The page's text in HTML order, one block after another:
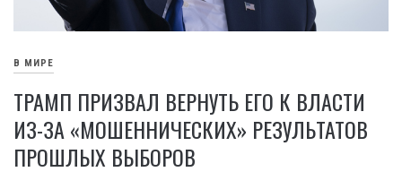
В МИРЕ
ТРАМП ПРИЗВАЛ ВЕРНУТЬ ЕГО К ВЛАСТИ
ИЗ-ЗА «МОШЕННИЧЕСКИХ» РЕЗУЛЬТАТОВ
ПРОШЛЫХ ВЫБОРОВ